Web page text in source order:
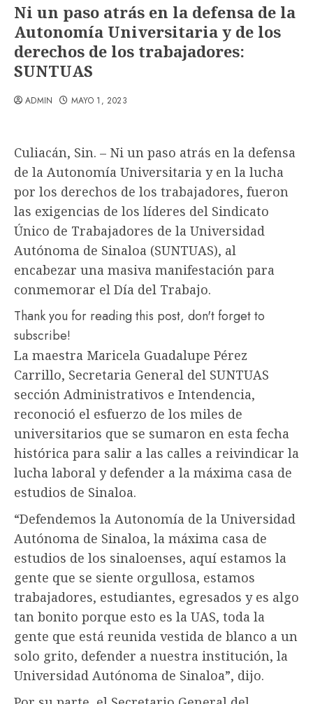
Ni un paso atrás en la defensa de la
Autonomía Universitaria y de los
derechos de los trabajadores:
SUNTUAS
ADMIN MAYO 1, 2023
Culiacán, Sin. – Ni un paso atrás en la defensa
de la Autonomía Universitaria y en la lucha
por los derechos de los trabajadores, fueron
las exigencias de los líderes del Sindicato
Único de Trabajadores de la Universidad
Autónoma de Sinaloa (SUNTUAS), al
encabezar una masiva manifestación para
conmemorar el Día del Trabajo.
Thank you for reading this post, don't forget to
subscribe!
La maestra Maricela Guadalupe Pérez
Carrillo, Secretaria General del SUNTUAS
sección Administrativos e Intendencia,
reconoció el esfuerzo de los miles de
universitarios que se sumaron en esta fecha
histórica para salir a las calles a reivindicar la
lucha laboral y defender a la máxima casa de
estudios de Sinaloa.
“Defendemos la Autonomía de la Universidad
Autónoma de Sinaloa, la máxima casa de
estudios de los sinaloenses, aquí estamos la
gente que se siente orgullosa, estamos
trabajadores, estudiantes, egresados y es algo
tan bonito porque esto es la UAS, toda la
gente que está reunida vestida de blanco a un
solo grito, defender a nuestra institución, la
Universidad Autónoma de Sinaloa”, dijo.